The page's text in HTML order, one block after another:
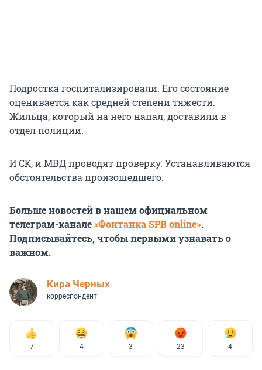
Подростка госпитализировали. Его состояние
оценивается как средней степени тяжести.
Жильца, который на него напал, доставили в
отдел полиции.
И СК, и МВД проводят проверку. Устанавливаются
обстоятельства произошедшего.
Больше новостей в нашем официальном
телеграм-канале«Фонтанка SPB online».
Подписывайтесь, чтобы первыми узнавать о
важном.
Кира Черных
корреспондент
7 4 3 23 4